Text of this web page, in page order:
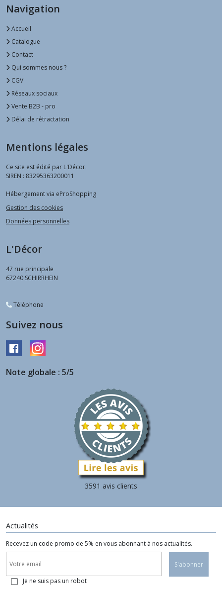
Navigation
Accueil
Catalogue
Contact
Qui sommes nous ?
CGV
Réseaux sociaux
Vente B2B - pro
Délai de rétractation
Mentions légales
Ce site est édité par L'Décor.
SIREN : 83295363200011
Hébergement via eProShopping
Gestion des cookies
Données personnelles
L'Décor
47 rue principale
67240 SCHIRRHEIN
Téléphone
Suivez nous
Note globale : 5/5
3591 avis clients
Actualités
Recevez un code promo de 5% en vous abonnant à nos actualités.
S'abonner
Je ne suis pas un robot